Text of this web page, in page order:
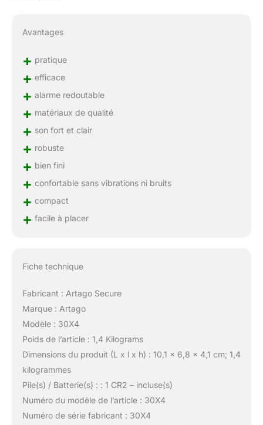
Avantages
+ pratique
+ efficace
+ alarme redoutable
+ matériaux de qualité
+ son fort et clair
+ robuste
+ bien fini
+ confortable sans vibrations ni bruits
+ compact
+ facile à placer
Fiche technique
Fabricant : Artago Secure
Marque : Artago
Modèle : 30X4
Poids de l’article : 1,4 Kilograms
Dimensions du produit (L x l x h) : 10,1 x 6,8 x 4,1 cm; 1,4
kilogrammes
Pile(s) / Batterie(s) : : 1 CR2 – incluse(s)
Numéro du modèle de l’article : 30X4
Numéro de série fabricant : 30X4